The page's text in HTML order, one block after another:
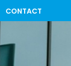
CONTACT